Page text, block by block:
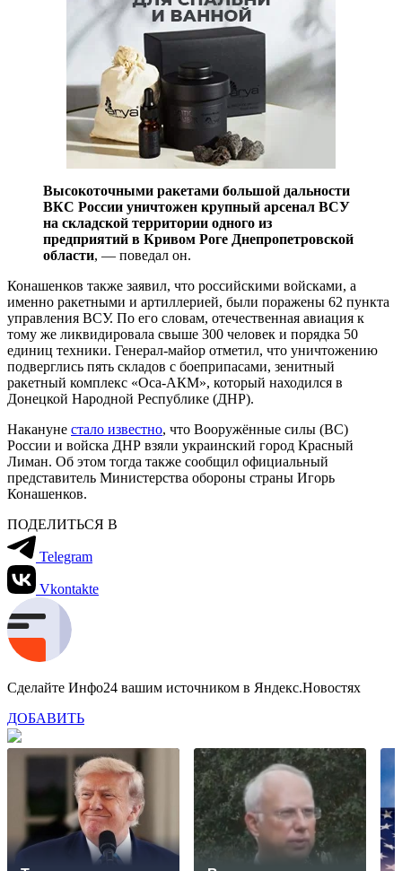
Высокоточными ракетами большой дальности
ВКС России уничтожен крупный арсенал ВСУ
на складской территории одного из
предприятий в Кривом Роге Днепропетровской
области, — поведал он.
Конашенков также заявил, что российскими войсками, а
именно ракетными и артиллерией, были поражены 62 пункта
управления ВСУ. По его словам, отечественная авиация к
тому же ликвидировала свыше 300 человек и порядка 50
единиц техники. Генерал-майор отметил, что уничтожению
подверглись пять складов с боеприпасами, зенитный
ракетный комплекс «Оса-АКМ», который находился в
Донецкой Народной Республике (ДНР).
Накануне стало известно, что Вооружённые силы (ВС)
России и войска ДНР взяли украинский город Красный
Лиман. Об этом тогда также сообщил официальный
представитель Министерства обороны страны Игорь
Конашенков.
ПОДЕЛИТЬСЯ В
Telegram
Vkontakte
Сделайте Инфо24 вашим источником в Яндекс.Новостях
ДОБАВИТЬ